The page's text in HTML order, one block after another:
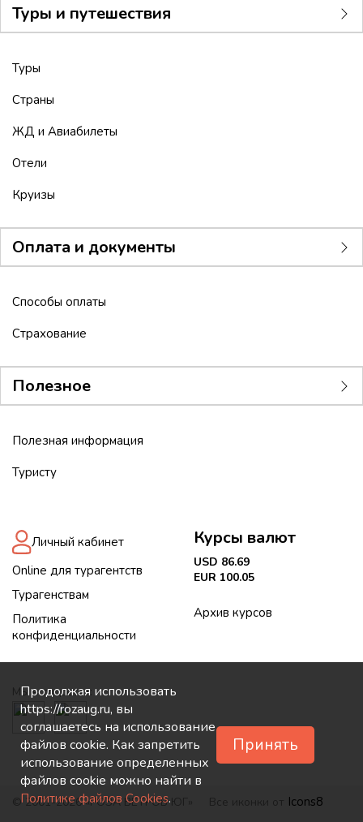
Продолжая использовать
https://rozaug.ru, вы
соглашаетесь на использование
файлов cookie. Как запретить
использование определенных
файлов cookie можно найти в
Политике файлов Cookies.
Принять
Туры и путешествия
Туры
Страны
ЖД и Авиабилеты
Отели
Круизы
Оплата и документы
Способы оплаты
Страхование
Полезное
Полезная информация
Туристу
Личный кабинет
Online для турагентств
Турагенствам
Политика
конфиденциальности
Курсы валют
USD 86.69
EUR 100.05
Архив курсов
Мы в соцсетях:
© 2001-2026 «РОЗА ВЕТРОВ ЮГ» Icons8